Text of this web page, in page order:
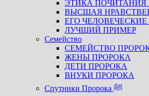
ЭТИКА
ВЫСШАЯ
ЕГО ЧЕЛОВЕЧЕСКИЕ
ЛУЧШИЙ ПРИМЕР
Семейство
СЕМЕЙСТВО
ЖЕНЫ ПРОРОКА
ДЕТИ ПРОРОКА
ВНУКИ ПРОРОКА
Спутники Пророка ﷺ